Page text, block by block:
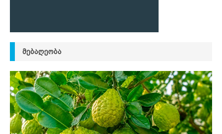
ᲛᲔᲑᲐᲦᲔᲝᲑᲐ